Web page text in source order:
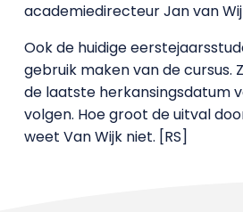
academiedirecteur Jan van
Ook de huidige
gebruik maken van de cursus.
de laatste herkansingsdatum
volgen. Hoe groot de uitval
weet Van Wijk niet. [RS]